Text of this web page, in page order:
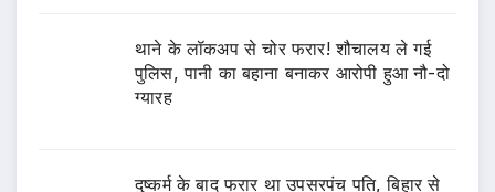
थाने के लॉकअप से चोर फरार! शौचालय ले गई
पुलिस, पानी का बहाना बनाकर आरोपी हुआ नौ-दो
ग्यारह
दुष्कर्म के बाद फरार था उपसरपंच पति, बिहार से